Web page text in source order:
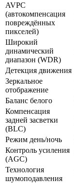
AVPC
(автокомпенсация
повреждённых
пикселей)
Широкий
динамический
диапазон (WDR)
Детекция движения
Зеркальное
отображение
Баланс белого
Компенсация
задней засветки
(BLC)
Режим день/ночь
Контроль усиления
(AGC)
Технология
шумоподавления